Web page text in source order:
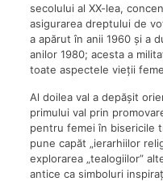
secolului al XX-lea,
asigurarea dreptului de
a apărut în anii 1960 și a
anilor 1980; acesta a
toate aspectele vieții
Al doilea val a depășit
primului val prin
pentru femei în bisericile
pune capăt „ierarhiilor
explorarea „tealogiilor”
antice ca simboluri